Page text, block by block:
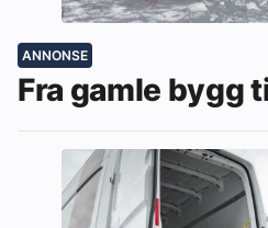
ANNONSE
Fra gamle bygg